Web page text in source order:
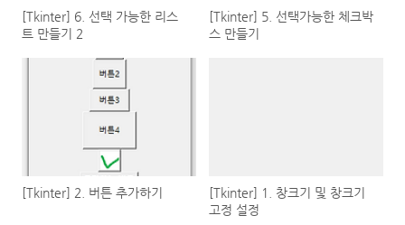
[Tkinter] 6. 선택 가능한 리스
트 만들기 2
[Tkinter] 5. 선택가능한 체크박
스 만들기
[Tkinter] 2. 버튼 추가하기
[Tkinter] 1. 창크기 및 창크기
고정 설정